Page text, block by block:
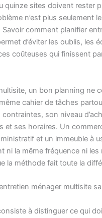
quinze sites doivent rester
n’est plus seulement
Savoir comment planifier
d’éviter les oublis, les
coûteuses qui finissent
un bon planning ne
cahier de tâches
son niveau
et ses horaires. Un
et un immeuble à
ni la même fréquence ni les
la méthode fait toute la
ménager multisite
à distinguer ce qui